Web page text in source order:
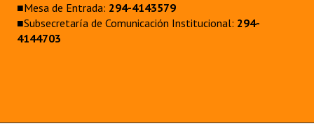
■Mesa de Entrada: 294-4143579
■Subsecretaría de Comunicación Institucional: 294-
4144703